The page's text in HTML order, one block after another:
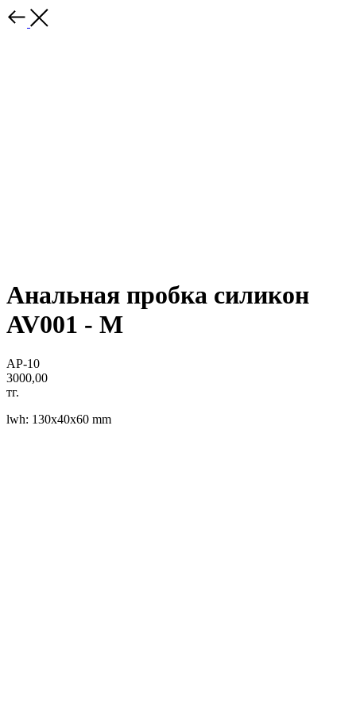
Анальная пробка силикон
AV001 - M
AP-10
3000,00
тг.
lwh: 130x40x60 mm